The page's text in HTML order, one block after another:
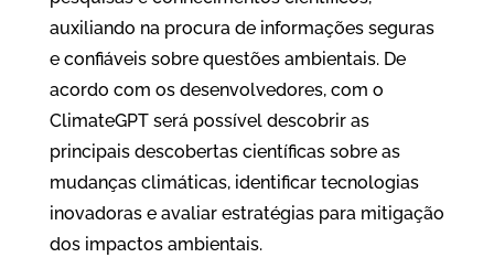
auxiliando na procura de informações seguras
e confiáveis sobre questões ambientais. De
acordo com os desenvolvedores, com o
ClimateGPT será possível descobrir as
principais descobertas científicas sobre as
mudanças climáticas, identificar tecnologias
inovadoras e avaliar estratégias para mitigação
dos impactos ambientais.